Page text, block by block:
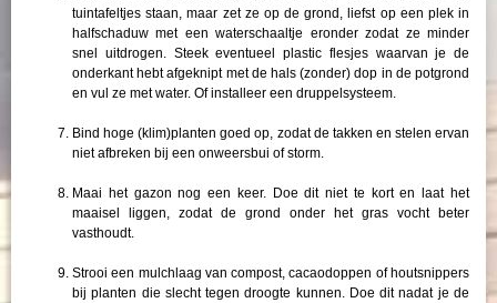
tuintafeltjes staan, maar zet ze op de grond, liefst op een plek in
halfschaduw met een waterschaaltje eronder zodat ze minder
snel uitdrogen. Steek eventueel plastic flesjes waarvan je de
onderkant hebt afgeknipt met de hals (zonder) dop in de potgrond
en vul ze met water. Of installeer een druppelsysteem.
Bind hoge (klim)planten goed op, zodat de takken en stelen ervan
niet afbreken bij een onweersbui of storm.
Maai het gazon nog een keer. Doe dit niet te kort en laat het
maaisel liggen, zodat de grond onder het gras vocht beter
vasthoudt.
Strooi een mulchlaag van compost, cacaodoppen of houtsnippers
bij planten die slecht tegen droogte kunnen. Doe dit nadat je de